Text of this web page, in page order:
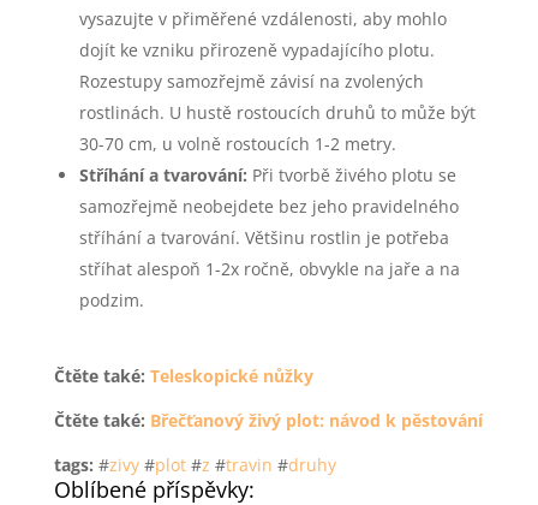
vysazujte v přiměřené vzdálenosti, aby mohlo
dojít ke vzniku přirozeně vypadajícího plotu.
Rozestupy samozřejmě závisí na zvolených
rostlinách. U hustě rostoucích druhů to může být
30-70 cm, u volně rostoucích 1-2 metry.
Stříhání a tvarování: Při tvorbě živého plotu se
samozřejmě neobejdete bez jeho pravidelného
stříhání a tvarování. Většinu rostlin je potřeba
stříhat alespoň 1-2x ročně, obvykle na jaře a na
podzim.
Čtěte také: Teleskopické nůžky
Čtěte také: Břečťanový živý plot: návod k pěstování
tags: #zivy#plot#z #travin #druhy
Oblíbené příspěvky: